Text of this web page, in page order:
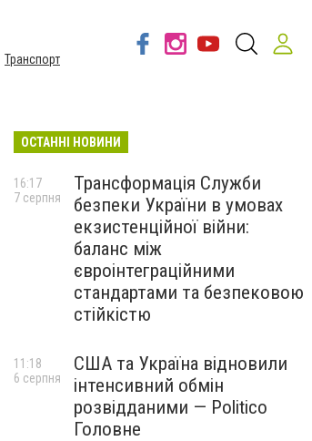
Транспорт
ОСТАННІ НОВИНИ
Трансформація Служби
безпеки України в умовах
екзистенційної війни:
баланс між
євроінтеграційними
стандартами та безпековою
стійкістю
16:17
7 серпня
США та Україна відновили
інтенсивний обмін
розвідданими — Politico
Головне
11:18
6 серпня